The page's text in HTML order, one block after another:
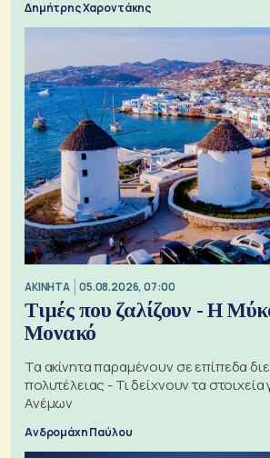
Δημήτρης Χαροντάκης
ΑΚΙΝΗΤΑ 05.08.2026, 07:00
Τιμές που ζαλίζουν - Η
Μονακό
Τα ακίνητα παραμένουν σε επίπεδα
πολυτέλειας - Τι δείχνουν τα στοιχεία
Ανέμων
Ανδρομάχη Παύλου